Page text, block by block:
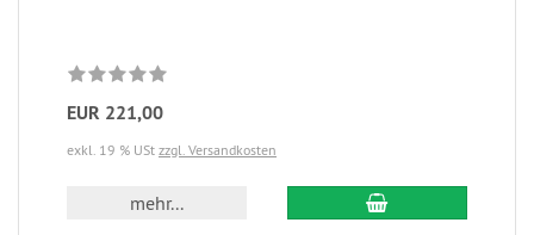
EUR 221,00
exkl. 19 % USt zzgl. Versandkosten
mehr...